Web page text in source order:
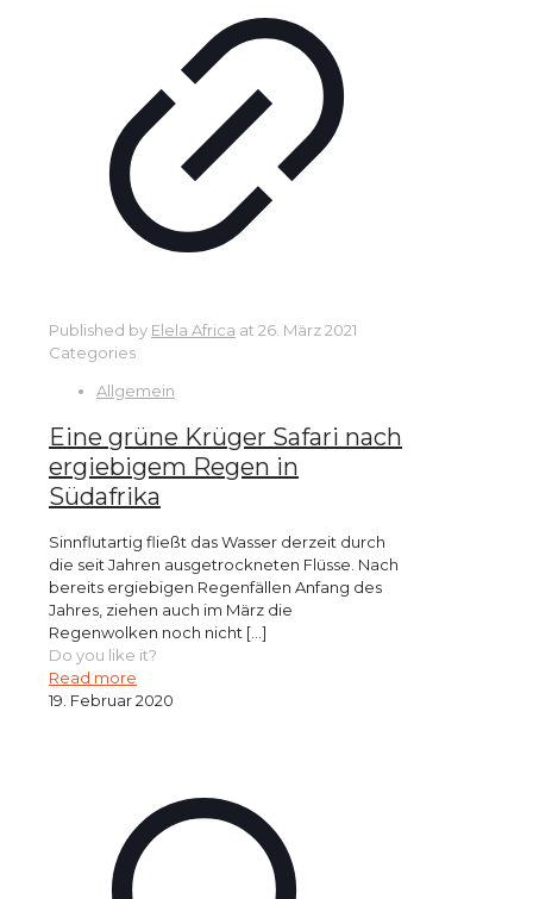
Published by Elela Africa at 26. März 2021
Categories
Allgemein
Eine grüne Krüger Safari nach
ergiebigem Regen in
Südafrika
Sinnflutartig fließt das Wasser derzeit durch
die seit Jahren ausgetrockneten Flüsse. Nach
bereits ergiebigen Regenfällen Anfang des
Jahres, ziehen auch im März die
Regenwolken noch nicht […]
Do you like it?
Read more
19. Februar 2020